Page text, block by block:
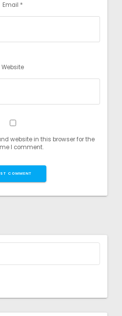
Email *
Website
website in this browser for the
I comment.
Search